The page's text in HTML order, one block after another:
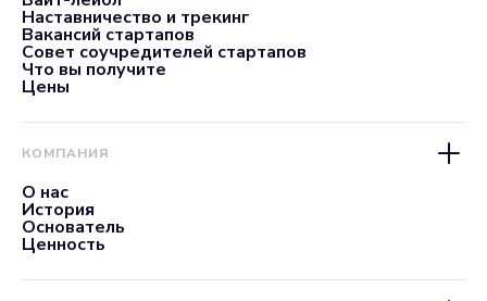
Наставничество и трекинг
Вакансий стартапов
Совет соучредителей стартапов
Что вы получите
Цены
КОМПАНИЯ
О нас
История
Основатель
Ценность